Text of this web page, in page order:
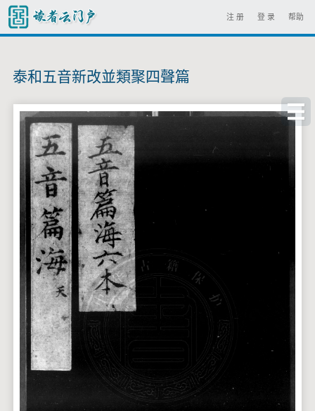
帮助
登 录
注 册
泰和五音新改並類聚四聲篇